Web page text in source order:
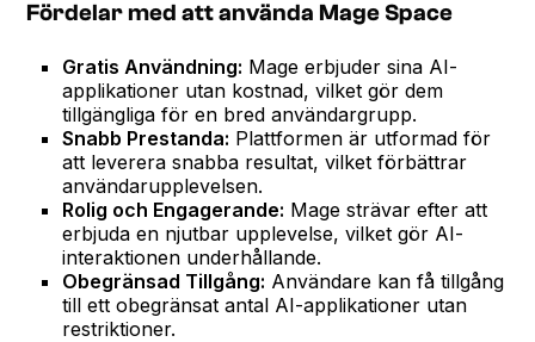
Fördelar med att använda Mage Space
Gratis Användning: Mage erbjuder sina AI-
applikationer utan kostnad, vilket gör dem
tillgängliga för en bred användargrupp.
Snabb Prestanda: Plattformen är utformad för
att leverera snabba resultat, vilket förbättrar
användarupplevelsen.
Rolig och Engagerande: Mage strävar efter att
erbjuda en njutbar upplevelse, vilket gör AI-
interaktionen underhållande.
Obegränsad Tillgång: Användare kan få tillgång
till ett obegränsat antal AI-applikationer utan
restriktioner.